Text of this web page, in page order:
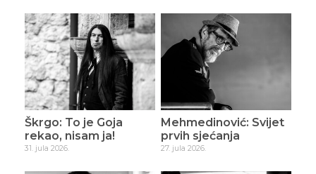
Škrgo: To je Goja
rekao, nisam ja!
31. jula 2026.
Mehmedinović: Svijet
prvih sjećanja
27. jula 2026.